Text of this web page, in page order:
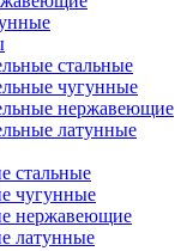
стальные
чугунные
нержавеющие
латунные
стальные
чугунные
нержавеющие
латунные